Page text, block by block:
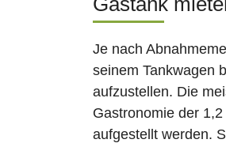
Je nach
seinem Tankwagen
aufzustellen. Die
Gastronomie der
aufgestellt werden.